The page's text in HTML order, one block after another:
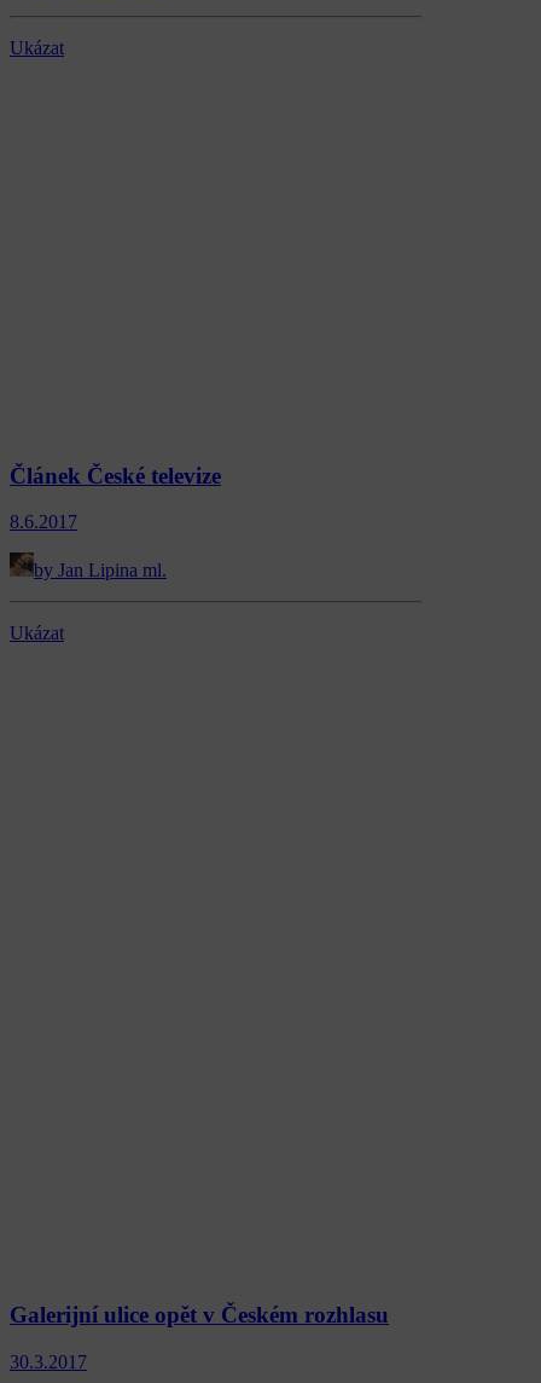
Ukázat
Článek České televize
8.6.2017
by Jan Lipina ml.
Ukázat
Galerijní ulice opět v Českém rozhlasu
30.3.2017